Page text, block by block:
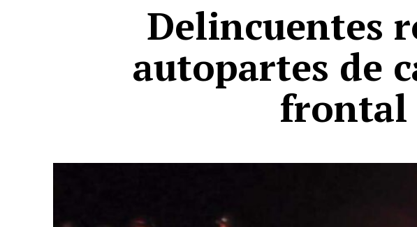
Delincuentes
autopartes de
frontal